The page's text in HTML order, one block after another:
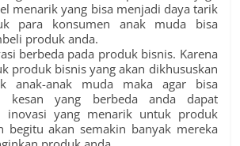
menarik yang bisa menjadi daya tarik
para konsumen anak muda bisa
produk anda.
berbeda pada produk bisnis. Karena
produk bisnis yang akan dikhususkan
anak-anak muda maka agar bisa
kesan yang berbeda anda dapat
inovasi yang menarik untuk produk
begitu akan semakin banyak mereka